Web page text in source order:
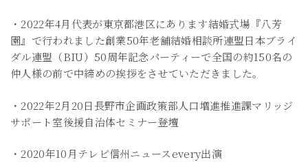
・2022年4月代表が東京都港区にあります結婚式場『八芳
園』で行われました創業50年老舗結婚相談所連盟日本ブライ
ダル連盟（BIU）50周年記念パーティーで全国の約150名の
仲人様の前で中締めの挨拶をさせていただきました。
・2022年2月20日長野市企画政策部人口増進推進課マリッジ
サポート室後援自治体セミナー登壇
・2020年10月テレビ信州ニュースevery出演